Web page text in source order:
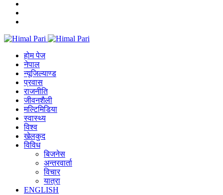
होम पेज
नेपाल
न्यूजिल्याण्ड
प्रवास
राजनीति
जीवनशैली
मल्टिमिडिया
स्वास्थ्य
विश्व
खेलकुद
विविध
बिजनेस
अन्तरवार्ता
विचार
यात्रा
ENGLISH